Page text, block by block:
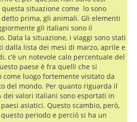
situazione come lo sono
prima, gli animali. Gli elementi
gli italiani sono il
Data la situazione, i viaggi sono stati
dalla lista dei mesi di marzo, aprile e
c’è un notevole calo percentuale del
paese è fra quelli che si
luogo fortemente visitato da
del mondo. Per quanto riguarda il
dei valori italiani sono esportati in
asiatici. Questo scambio, però,
periodo e perciò si ha un